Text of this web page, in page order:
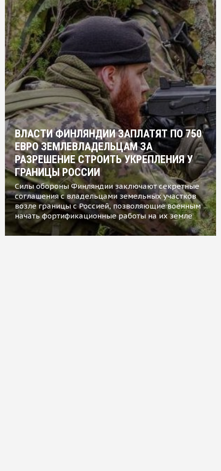
ВЛАСТИ ФИНЛЯНДИИ ЗАПЛАТЯТ ПО 750
ЕВРО ЗЕМЛЕВЛАДЕЛЬЦАМ ЗА
РАЗРЕШЕНИЕ СТРОИТЬ УКРЕПЛЕНИЯ У
ГРАНИЦЫ РОССИИ
Силы обороны Финляндии заключают секретные
соглашения с владельцами земельных участков
возле границы с Россией, позволяющие военным
начать фортификационные работы на их земле